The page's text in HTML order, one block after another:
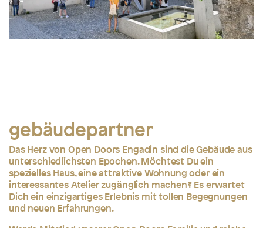
gebäudepartner
Das Herz von Open Doors Engadin sind die Gebäude aus
unterschiedlichsten Epochen. Möchtest Du ein
spezielles Haus, eine attraktive Wohnung oder ein
interessantes Atelier zugänglich machen? Es erwartet
Dich ein einzigartiges Erlebnis mit tollen Begegnungen
und neuen Erfahrungen.